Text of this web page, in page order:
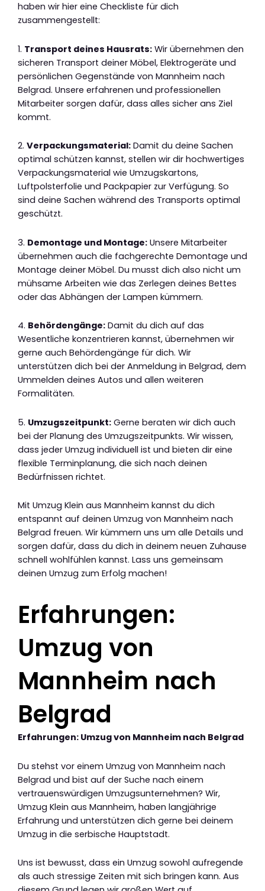
haben wir hier eine Checkliste für dich
zusammengestellt:
1. Transport deines Hausrats: Wir übernehmen den
sicheren Transport deiner Möbel, Elektrogeräte und
persönlichen Gegenstände von Mannheim nach
Belgrad. Unsere erfahrenen und professionellen
Mitarbeiter sorgen dafür, dass alles sicher ans Ziel
kommt.
2. Verpackungsmaterial: Damit du deine Sachen
optimal schützen kannst, stellen wir dir hochwertiges
Verpackungsmaterial wie Umzugskartons,
Luftpolsterfolie und Packpapier zur Verfügung. So
sind deine Sachen während des Transports optimal
geschützt.
3. Demontage und Montage: Unsere Mitarbeiter
übernehmen auch die fachgerechte Demontage und
Montage deiner Möbel. Du musst dich also nicht um
mühsame Arbeiten wie das Zerlegen deines Bettes
oder das Abhängen der Lampen kümmern.
4. Behördengänge: Damit du dich auf das
Wesentliche konzentrieren kannst, übernehmen wir
gerne auch Behördengänge für dich. Wir
unterstützen dich bei der Anmeldung in Belgrad, dem
Ummelden deines Autos und allen weiteren
Formalitäten.
5. Umzugszeitpunkt: Gerne beraten wir dich auch
bei der Planung des Umzugszeitpunkts. Wir wissen,
dass jeder Umzug individuell ist und bieten dir eine
flexible Terminplanung, die sich nach deinen
Bedürfnissen richtet.
Mit Umzug Klein aus Mannheim kannst du dich
entspannt auf deinen Umzug von Mannheim nach
Belgrad freuen. Wir kümmern uns um alle Details und
sorgen dafür, dass du dich in deinem neuen Zuhause
schnell wohlfühlen kannst. Lass uns gemeinsam
deinen Umzug zum Erfolg machen!
Erfahrungen:
Umzug von
Mannheim nach
Belgrad
Erfahrungen: Umzug von Mannheim nach Belgrad
Du stehst vor einem Umzug von Mannheim nach
Belgrad und bist auf der Suche nach einem
vertrauenswürdigen Umzugsunternehmen? Wir,
Umzug Klein aus Mannheim, haben langjährige
Erfahrung und unterstützen dich gerne bei deinem
Umzug in die serbische Hauptstadt.
Uns ist bewusst, dass ein Umzug sowohl aufregende
als auch stressige Zeiten mit sich bringen kann. Aus